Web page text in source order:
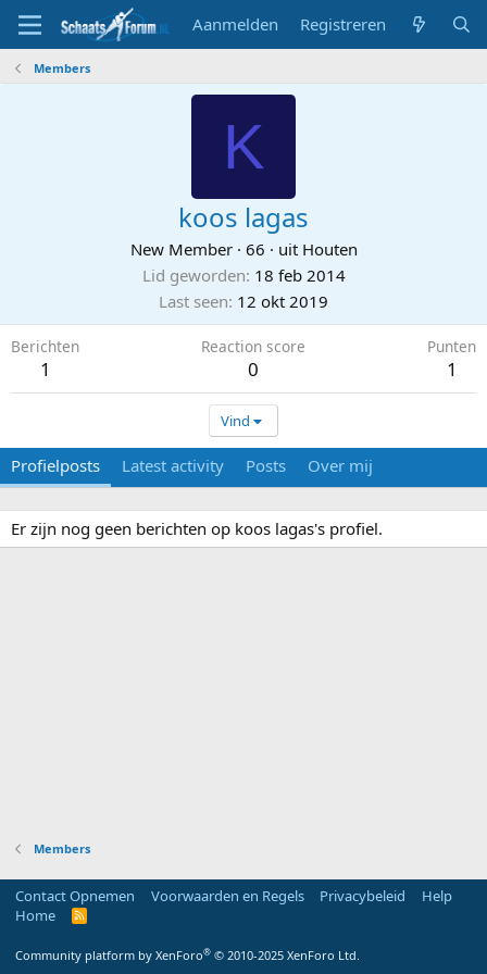
Aanmelden Registreren
Members
K
koos lagas
New Member · 66 · uit Houten
Lid geworden 18 feb 2014
Last seen 12 okt 2019
Berichten
1
Reaction score
0
Punten
1
Vind
Profielposts Latest activity Posts Over mij
Er zijn nog geen berichten op koos lagas's profiel.
Members
Contact Opnemen Voorwaarden en Regels Privacybeleid
Help
Home
R
Community platform by XenForo® © 2010-2025 XenForo Ltd.